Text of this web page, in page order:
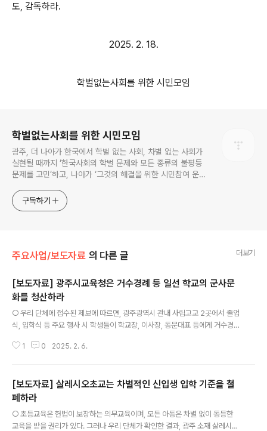
도, 감독하라.
2025. 2. 18.
학벌없는사회를 위한 시민모임
학벌없는사회를 위한 시민모임
광주, 더 나아가 한국에서 학벌 없는 사회, 차별 없는 사회가
실현될 때까지 ‘한국사회의 학벌 문제와 모든 종류의 불평등
문제를 고민’하고, 나아가 ‘그것의 해결을 위한 시민참여 운
구독하기
주요사업/보도자료 의 다른 글 더보기
[보도자료] 광주시교육청은 거수경례 등 일선 학교의 군사문
화를 청산하라
○ 우리 단체에 접수된 제보에 따르면, 광주광역시 관내 사립고교 2곳에서 졸업
식, 입학식 등 주요 행사 시 학생들이 학교장, 이사장, 동문대표 등에게 거수경례
하게 도열한 후 거수경례를 하는 것은 일제강점기와 군사문화가 결합된 행태이
며 경례하는 방식과 유사하다. ○ 우리 사회가 민주화를 이루면서 교육현장의
군사문화는 대부분 사라졌다. 2011년 고등학교 교련이 폐지된 이후, 군사문화
의 상징인 조회대도 대부분 철거되었으며, 광주시교육청을 비롯한 여러 교육청
이 교가·교표·..
1 0 2025. 2. 6.
[보도자료] 살레시오초교는 차별적인 신입생 입학 기준을 철
폐하라
○ 초등교육은 헌법이 보장하는 의무교육이며, 모든 아동은 차별 없이 동등한
교육을 받을 권리가 있다. 그러나 우리 단체가 확인한 결과, 광주 소재 살레시오